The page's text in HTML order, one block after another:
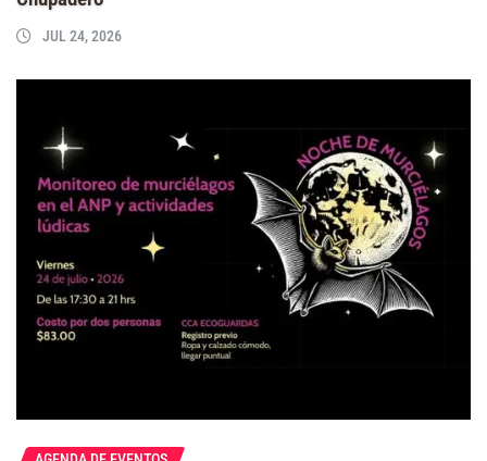
JUL 24, 2026